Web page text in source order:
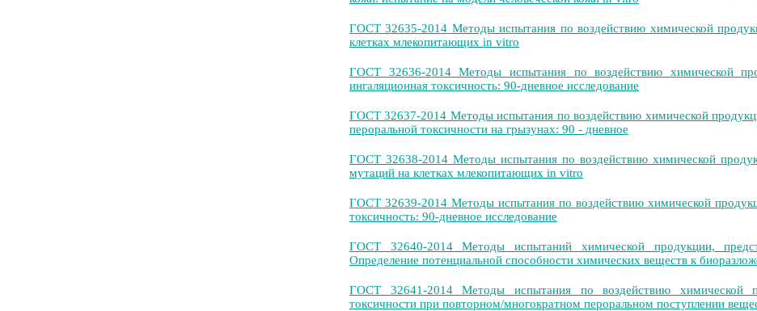
ГОСТ 32635-2014 Методы испытания по воздействию химической
клетках млекопитающих in vitro
ГОСТ 32636-2014 Методы испытания по воздействию химической
ингаляционная токсичность: 90-дневное исследование
ГОСТ 32637-2014 Методы испытания по воздействию химической
пероральной токсичности на грызунах: 90 - дневное
ГОСТ 32638-2014 Методы испытания по воздействию химической
мутаций на клетках млекопитающих in vitro
ГОСТ 32639-2014 Методы испытания по воздействию химической
токсичность: 90-дневное исследование
ГОСТ 32640-2014 Методы испытаний химической продукции,
Определение потенциальной способности химических веществ к
ГОСТ 32641-2014 Методы испытания по воздействию химической
токсичности при повторном/многократном пероральном поступлении